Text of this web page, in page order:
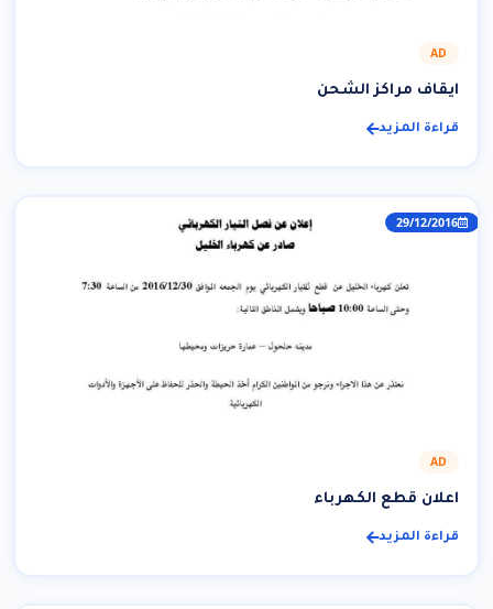
AD
ايقاف مراكز الشحن
قراءة المزيد
29/12/2016
AD
اعلان قطع الكهرباء
قراءة المزيد